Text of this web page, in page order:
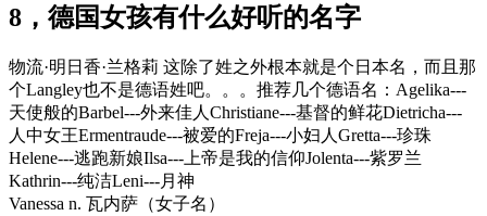
8，德国女孩有什么好听的名字
物流·明日香·兰格莉 这除了姓之外根本就是个日本名，而且那
个Langley也不是德语姓吧。。。推荐几个德语名：Agelika---
天使般的Barbel---外来佳人Christiane---基督的鲜花Dietricha---
人中女王Ermentraude---被爱的Freja---小妇人Gretta---珍珠
Helene---逃跑新娘Ilsa---上帝是我的信仰Jolenta---紫罗兰
Kathrin---纯洁Leni---月神
Vanessa n. 瓦内萨（女子名）